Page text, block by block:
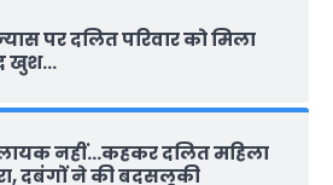
पर दलित परिवार को मिला
खुश…
नहीं…कहकर दलित महिला
दबंगों ने की बदसलूकी